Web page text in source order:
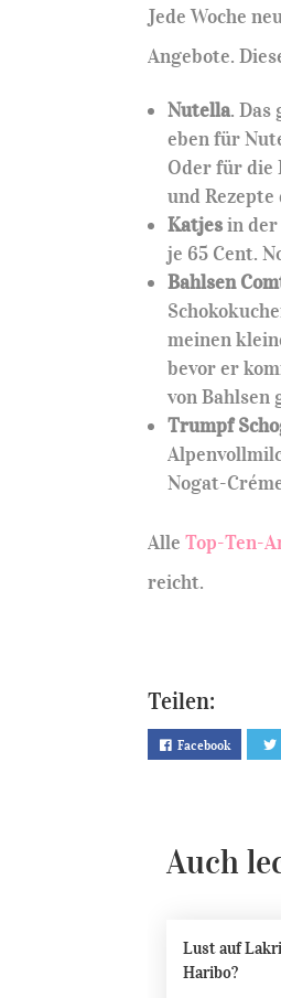
Jede Woche
Angebote.
Nutella. Das
eben für
Oder für die
und
Katjesin der
je 65 Cent.
Bahlsen
meinen
bevor er
von Bahlsen
Trumpf
Nogat-
AlleTop-Ten-
reicht.
Teilen:
Facebook
Auch
Lust auf
Haribo?